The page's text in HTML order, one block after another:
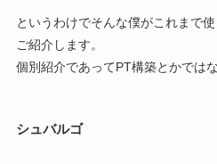
というわけでそんな僕がこれまで
ご紹介します。
個別紹介であってPT構築とかでは
シュバルゴ